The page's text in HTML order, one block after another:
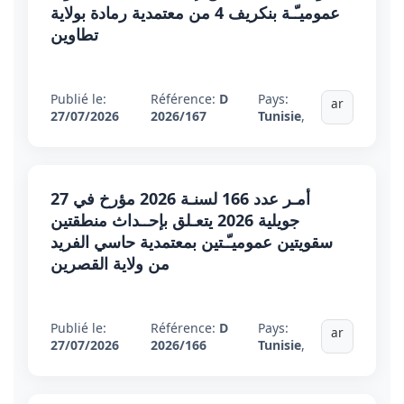
عموميـّـة بنكريف 4 من معتمدية رمادة بولاية
تطاوين
Publié le:
27/07/2026
Référence: D
2026/167
Pays:
Tunisie,
ar
أمـر عدد 166 لسنـة 2026 مؤرخ في 27
جويلية 2026 يتعـلق بإحــداث منطقتين
سقويتين عموميـّـتين بمعتمدية حاسي الفريد
من ولاية القصرين
Publié le:
27/07/2026
Référence: D
2026/166
Pays:
Tunisie,
ar